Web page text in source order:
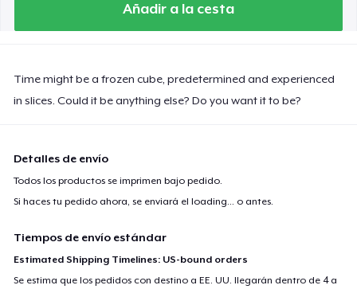
Añadir a la cesta
Time might be a frozen cube, predetermined and experienced
in slices. Could it be anything else? Do you want it to be?
Detalles de envío
Todos los productos se imprimen bajo pedido.
Si haces tu pedido ahora, se enviará elloading... o antes.
Tiempos de envío estándar
Estimated Shipping Timelines: US-bound orders
Se estima que los pedidos con destino a EE. UU. llegarán dentro de 4 a